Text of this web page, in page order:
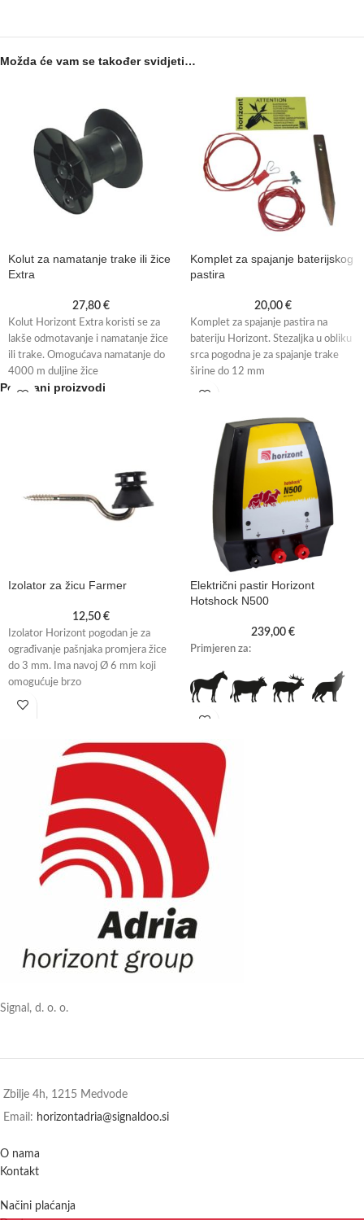
Možda će vam se također svidjeti…
Kolut za namatanje trake ili žice
Extra
27,80 €
Kolut Horizont Extra koristi se za
lakše odmotavanje i namatanje žice
ili trake. Omogućava namatanje do
4000 m duljine žice
Komplet za spajanje baterijskog
pastira
20,00 €
Komplet za spajanje pastira na
bateriju Horizont. Stezaljka u obliku
srca pogodna je za spajanje trake
širine do 12 mm
Povezani proizvodi
Izolator za žicu Farmer
12,50 €
Izolator Horizont pogodan je za
ograđivanje pašnjaka promjera žice
do 3 mm. Ima navoj Ø 6 mm koji
omogućuje brzo
Električni pastir Horizont
Hotshock N500
239,00 €
Primjeren za:
Svojstva:
izgledom. Nažalost, trenutno ne
Signal, d. o. o.
Zbilje 4h, 1215 Medvode
Email: horizontadria@signaldoo.si
O nama
Kontakt
Načini plaćanja